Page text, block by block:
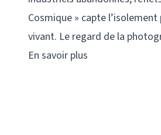
Cosmique » capte
vivant. Le regard de la
En savoir plus